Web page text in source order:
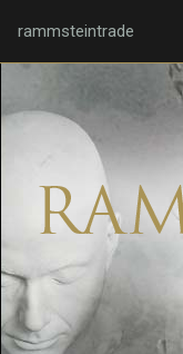
rammsteintrade